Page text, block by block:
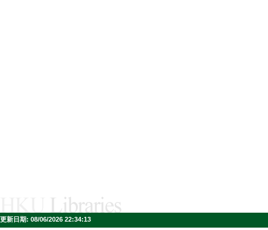
更新日期: 08/06/2026 22:34:13